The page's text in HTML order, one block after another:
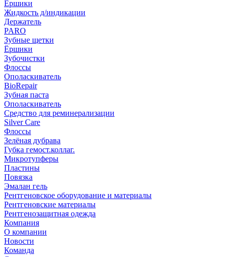
Ёршики
Жидкость д/индикации
Держатель
PARO
Зубные щетки
Ёршики
Зубочистки
Флоссы
Ополаскиватель
BioRepair
Зубная паста
Ополаскиватель
Средство для реминерализации
Silver Care
Флоссы
Зелёная дубрава
Губка гемост.коллаг.
Микротупферы
Пластины
Повязка
Эмалан гель
Рентгеновское оборудование и материалы
Рентгеновские материалы
Рентгенозащитная одежда
Компания
О компании
Новости
Команда